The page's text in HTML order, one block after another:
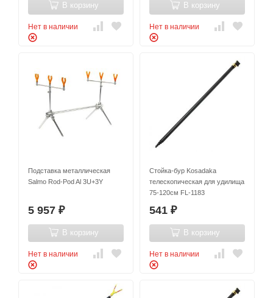
В корзину
Нет в наличии
В корзину
Нет в наличии
Подставка металлическая
Salmo Rod-Pod Al 3U+3Y
5 957 ₽
В корзину
Нет в наличии
Стойка-бур Kosadaka
телескопическая для удилища
75-120см FL-1183
541 ₽
В корзину
Нет в наличии